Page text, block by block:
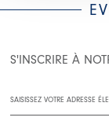
S'INSCRIRE À